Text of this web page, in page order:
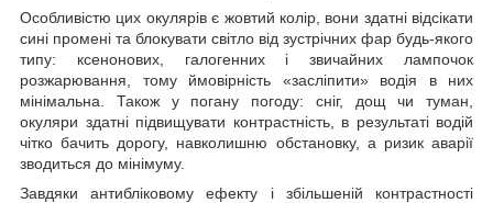
Особливістю цих окулярів є жовтий колір, вони здатні відсікати
сині промені та блокувати світло від зустрічних фар будь-якого
типу: ксенонових, галогенних і звичайних лампочок
розжарювання, тому ймовірність «засліпити» водія в них
мінімальна. Також у погану погоду: сніг, дощ чи туман,
окуляри здатні підвищувати контрастність, в результаті водій
чітко бачить дорогу, навколишню обстановку, а ризик аварії
зводиться до мінімуму.
Завдяки антибліковому ефекту і збільшеній контрастності